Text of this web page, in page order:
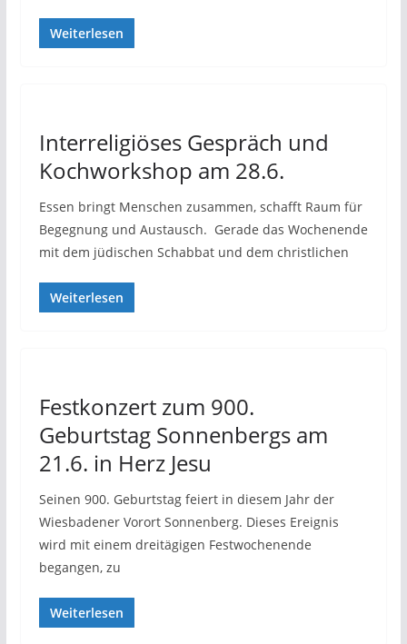
Weiterlesen
Interreligiöses Gespräch und
Kochworkshop am 28.6.
Essen bringt Menschen zusammen, schafft Raum für
Begegnung und Austausch. Gerade das Wochenende
mit dem jüdischen Schabbat und dem christlichen
Weiterlesen
Festkonzert zum 900.
Geburtstag Sonnenbergs am
21.6. in Herz Jesu
Seinen 900. Geburtstag feiert in diesem Jahr der
Wiesbadener Vorort Sonnenberg. Dieses Ereignis
wird mit einem dreitägigen Festwochenende
begangen, zu
Weiterlesen